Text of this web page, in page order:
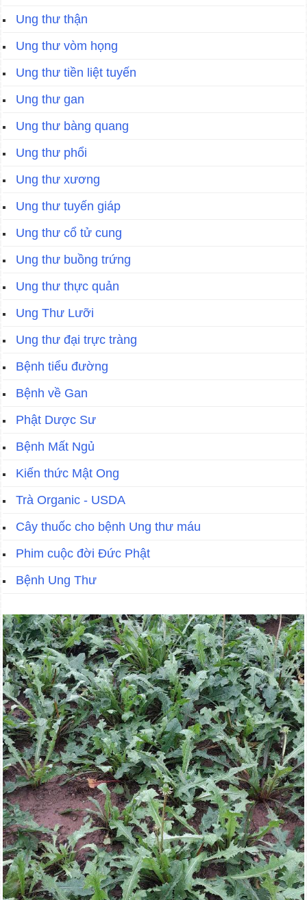
Ung thư thận
Ung thư vòm họng
Ung thư tiền liệt tuyến
Ung thư gan
Ung thư bàng quang
Ung thư phổi
Ung thư xương
Ung thư tuyến giáp
Ung thư cổ tử cung
Ung thư buồng trứng
Ung thư thực quản
Ung Thư Lưỡi
Ung thư đại trực tràng
Bệnh tiểu đường
Bệnh về Gan
Phật Dược Sư
Bệnh Mất Ngủ
Kiến thức Mật Ong
Trà Organic - USDA
Cây thuốc cho bệnh Ung thư máu
Phim cuộc đời Đức Phật
Bệnh Ung Thư